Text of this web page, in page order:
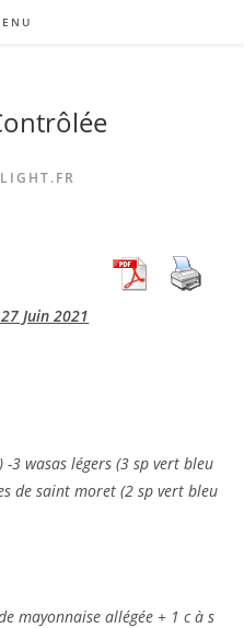
Juin 2021
3 wasas légers (3 sp vert bleu
de saint moret (2 sp vert bleu
mayonnaise allégée + 1 c à s